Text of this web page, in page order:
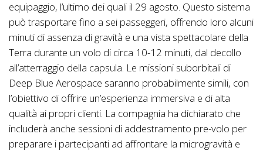
equipaggio, l’ultimo dei quali il 29 agosto. Questo sistema
può trasportare fino a sei passeggeri, offrendo loro alcuni
minuti di assenza di gravità e una vista spettacolare della
Terra durante un volo di circa 10-12 minuti, dal decollo
all’atterraggio della capsula. Le missioni suborbitali di
Deep Blue Aerospace saranno probabilmente simili, con
l’obiettivo di offrire un’esperienza immersiva e di alta
qualità ai propri clienti. La compagnia ha dichiarato che
includerà anche sessioni di addestramento pre-volo per
preparare i partecipanti ad affrontare la microgravità e